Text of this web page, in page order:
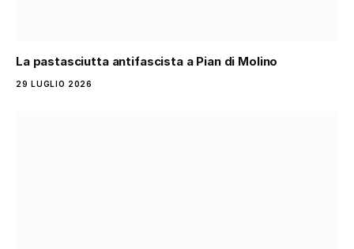
La pastasciutta antifascista a Pian di Molino
29 LUGLIO 2026